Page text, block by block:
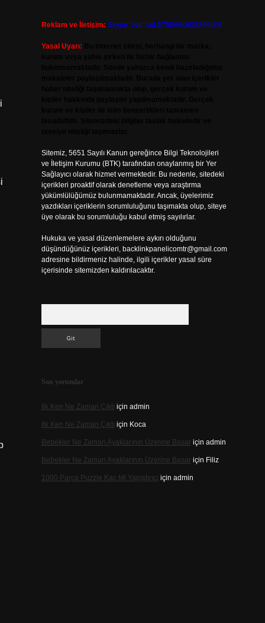
Reklam ve İletişim: Skype: live:.cid.575569c608265c69
Yasal Uyarı:
Sitemiz, 5651 Sayılı Kanun gereğince Bilgi Teknolojileri
ve İletişim Kurumu (BTK) tarafından onaylanmış bir Yer
Sağlayıcı olarak hizmet vermektedir. Bu nedenle, sitedeki
içerikleri proaktif olarak denetleme veya araştırma
yükümlülüğümüz bulunmamaktadır. Ancak, üyelerimiz
yazdıkları içeriklerin sorumluluğunu taşımakta olup, siteye
üye olarak bu sorumluluğu kabul etmiş sayılırlar.
Hukuka ve yasal düzenlemelere aykırı olduğunu
düşündüğünüz içerikleri, backlinkpanelicomtr@gmail.com
adresine bildirmeniz halinde, ilgili içerikler yasal süre
içerisinde sitemizden kaldırılacaktır.
Son yorumlar
Ilk Ken Ne Zaman Çıktı için admin
Ilk Ken Ne Zaman Çıktı için Koca
Bebekler Ne Zaman Ayaklarının Üzerine Basariçin admin
Bebekler Ne Zaman Ayaklarının Üzerine Basariçin Filiz
1000 Parça Puzzle Kaç Ml Yapıştırıcı için admin